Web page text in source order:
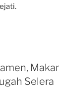
Selera